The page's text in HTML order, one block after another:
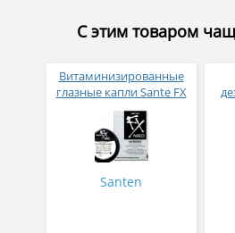
С этим товаром
Витаминизированные
глазные капли Sante FX
Neo
Santen